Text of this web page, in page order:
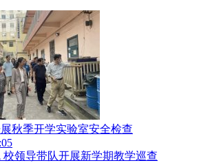
秋季开学实验室安全检查
校领导带队开展新学期教学巡查